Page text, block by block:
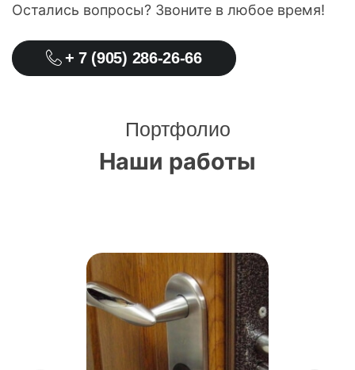
Остались вопросы? Звоните в любое время!
+ 7 (905) 286-26-66
Портфолио
Наши работы